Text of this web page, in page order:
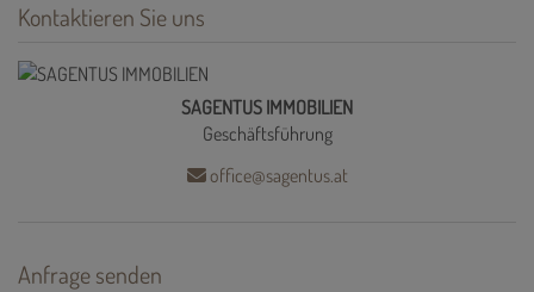
Kontaktieren Sie uns
SAGENTUS IMMOBILIEN
Geschäftsführung
office@sagentus.at
Anfrage senden